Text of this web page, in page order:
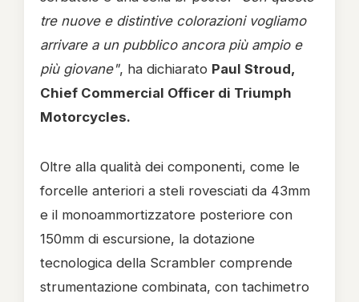
tre nuove e distintive colorazioni vogliamo
arrivare a un pubblico ancora più ampio e
più giovane", ha dichiarato Paul Stroud,
Chief Commercial Officer di Triumph
Motorcycles.
Oltre alla qualità dei componenti, come le
forcelle anteriori a steli rovesciati da 43mm
e il monoammortizzatore posteriore con
150mm di escursione, la dotazione
tecnologica della Scrambler comprende
strumentazione combinata, con tachimetro